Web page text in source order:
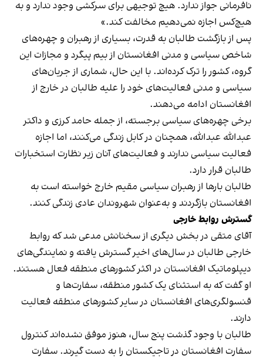
نافرمانی جواز ندارد. هیچ توجیهی برای سرکشی وجود ندارد و به
هیچ‌کس اجازه نمی‌دهیم مخالفت کند.»
پس از بازگشت طالبان به قدرت، بسیاری از رهبران و چهره‌های
شاخص سیاسی و مدنی افغانستان از بیم پیگرد و مجازات این
گروه، کشور را ترک کرده‌اند. با این حال، شماری از جریان‌های
سیاسی و مدنی فعالیت‌های خود را علیه طالبان در خارج از
افغانستان ادامه می‌دهند.
برخی چهره‌های سیاسی برجسته، از جمله حامد کرزی و داکتر
عبدالله عبدالله، همچنان در کابل زندگی می‌کنند، اما اجازه
فعالیت سیاسی ندارند و فعالیت‌های آنان زیر نظارت استخبارات
طالبان قرار دارد.
طالبان بارها از رهبران سیاسی مقیم خارج خواسته‌ است به
افغانستان بازگردند و به‌عنوان شهروندان عادی زندگی کنند.
گسترش روابط خارجی
آقای متقی در بخش دیگری از سخنانش مدعی شد که روابط
خارجی طالبان در سال‌های اخیر گسترش یافته و نمایندگی‌های
دیپلوماتیک افغانستان در اکثر کشورهای منطقه فعال هستند.
او گفت که به استثنای یک کشور منطقه، سفارت‌ها و
قنسولگری‌های افغانستان در سایر کشورهای منطقه فعالیت
دارند.
طالبان با وجود گذشت پنج سال، هنوز موفق نشده‌اند کنترول
سفارت افغانستان در تاجیکستان را به دست گیرند. سفارت